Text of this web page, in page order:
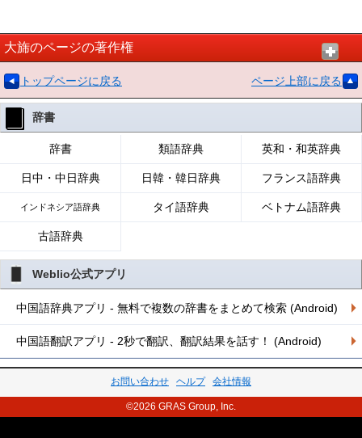
大旆のページの著作権
トップページに戻る ページ上部に戻る
辞書
辞書 類語辞典 英和・和英辞典
日中・中日辞典 日韓・韓日辞典 フランス語辞典
インドネシア語辞典 タイ語辞典 ベトナム語辞典
古語辞典
Weblio公式アプリ
中国語辞典アプリ - 無料で複数の辞書をまとめて検索 (Android)
中国語翻訳アプリ - 2秒で翻訳、翻訳結果を話す！ (Android)
お問い合わせ ヘルプ 会社情報
©2026 GRAS Group, Inc.